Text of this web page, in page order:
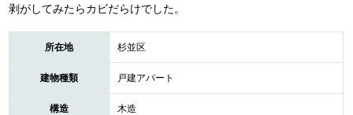
剥がしてみたらカビだらけでした。
所在地 杉並区
建物種類 戸建アパート
構造 木造